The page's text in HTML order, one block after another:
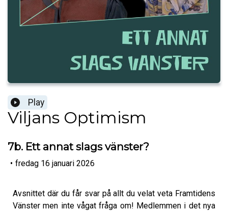
Play
Viljans Optimism
7b. Ett annat slags vänster?
• fredag 16 januari 2026
Avsnittet där du får svar på allt du velat veta Framtidens
Vänster men inte vågat fråga om! Medlemmen i det nya